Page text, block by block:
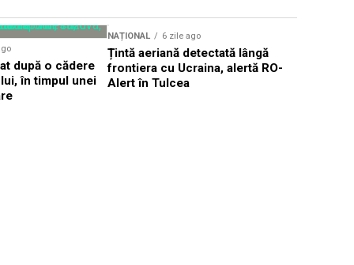
după o cădere
în timpul unei
NAȚIONAL 6 zile ago
Țintă aeriană detectată lângă
frontiera cu Ucraina, alertă RO-
Alert în Tulcea